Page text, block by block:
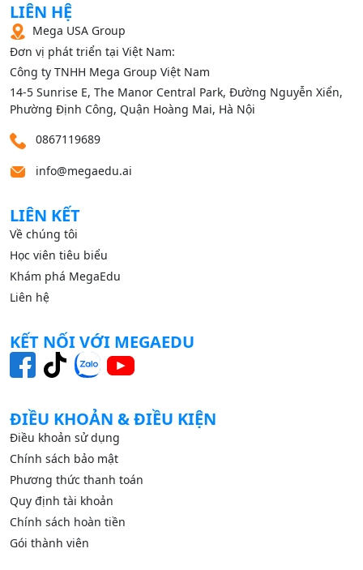
LIÊN HỆ
Mega USA Group
Đơn vị phát triển tại Việt Nam:
Công ty TNHH Mega Group Việt Nam
14‑5 Sunrise E, The Manor Central Park, Đường Nguyễn Xiển,
Phường Định Công, Quận Hoàng Mai, Hà Nội
0867119689
info@megaedu.ai
LIÊN KẾT
Về chúng tôi
Học viên tiêu biểu
Khám phá MegaEdu
Liên hệ
KẾT NỐI VỚI MEGAEDU
ĐIỀU KHOẢN & ĐIỀU KIỆN
Điều khoản sử dụng
Chính sách bảo mật
Phương thức thanh toán
Quy định tài khoản
Chính sách hoàn tiền
Gói thành viên